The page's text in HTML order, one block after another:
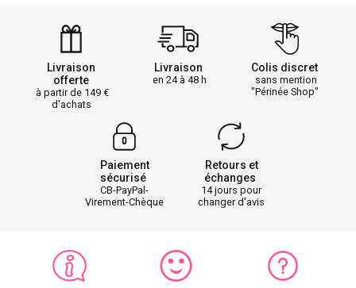
Livraison
offerte
à partir de 149
d'achats
Livraison
en 24 à 48 h
Colis discret
sans mention
"Périnée Shop"
Paiement
sécurisé
CB-PayPal-
Virement-Chèque
Retours et
échanges
14 jours pour
changer d'avis